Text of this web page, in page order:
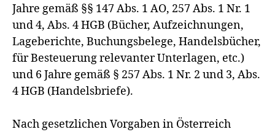
Jahre gemäß §§ 147 Abs. 1 AO, 257 Abs. 1 Nr. 1
und 4, Abs. 4 HGB (Bücher, Aufzeichnungen,
Lageberichte, Buchungsbelege, Handelsbücher,
für Besteuerung relevanter Unterlagen, etc.)
und 6 Jahre gemäß § 257 Abs. 1 Nr. 2 und 3, Abs.
4 HGB (Handelsbriefe).
Nach gesetzlichen Vorgaben in Österreich